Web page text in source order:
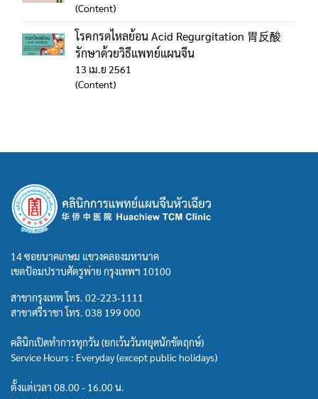
(Content)
โรคกรดไหลย้อน Acid Regurgitation 胃反酸
รักษาด้วยวิธีแพทย์แผนจีน
13 เม.ย 2561
(Content)
14 ซอยนาคเกษม แขวงคลองมหานาค
เขตป้อมปราบศัตรูพ่าย กรุงเทพฯ 10100
สาขากรุงเทพ โทร. 02-223-1111
สาขาศรีราชา โทร. 038 199 000
คลินิกเปิดทำการทุกวัน (ยกเว้นวันหยุดนักขัตฤกษ์)
Service Hours : Everyday (except public holidays)
ตั้งแต่เวลา 08.00 - 16.00 น.